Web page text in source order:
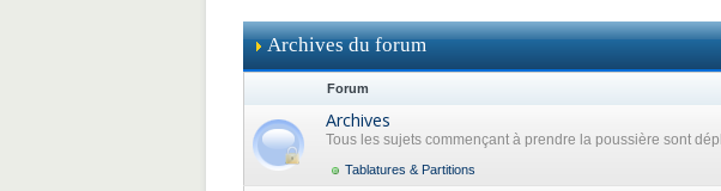
Archives du forum
Forum
Archives
Tous les sujets commençant à prendre la poussière sont
Tablatures & Partitions